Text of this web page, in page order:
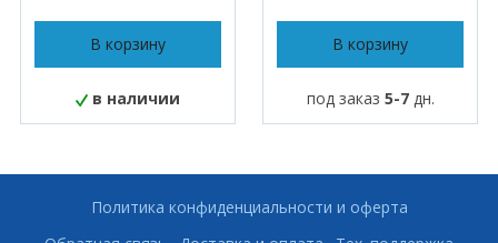
В корзину
в наличии
В корзину
под заказ 5-7дн.
Политика конфиденциальности и оферта